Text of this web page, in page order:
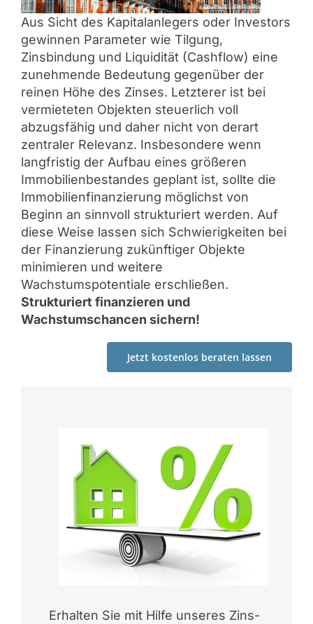
Aus Sicht des Kapitalanlegers oder Investors
gewinnen Parameter wie Tilgung,
Zinsbindung und Liquidität (Cashflow) eine
zunehmende Bedeutung gegenüber der
reinen Höhe des Zinses. Letzterer ist bei
vermieteten Objekten steuerlich voll
abzugsfähig und daher nicht von derart
zentraler Relevanz. Insbesondere wenn
langfristig der Aufbau eines größeren
Immobilienbestandes geplant ist, sollte die
Immobilienfinanzierung möglichst von
Beginn an sinnvoll strukturiert werden. Auf
diese Weise lassen sich Schwierigkeiten bei
der Finanzierung zukünftiger Objekte
minimieren und weitere
Wachstumspotentiale erschließen.
Strukturiert finanzieren und
Wachstumschancen sichern!
Jetzt kostenlos beraten lassen
Erhalten Sie mit Hilfe unseres Zins-